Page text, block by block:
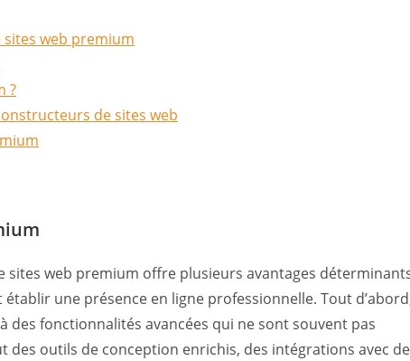
web premium
?
de sites web
web premium offre plusieurs avantages
une présence en ligne professionnelle. Tout
fonctionnalités avancées qui ne sont souvent pas
des outils de conception enrichis, des intégrations avec